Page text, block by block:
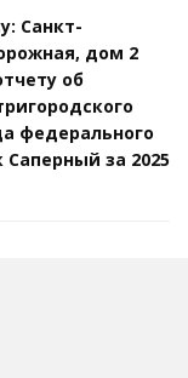
Санкт-
дом 2
об
федерального
Саперный за 2025